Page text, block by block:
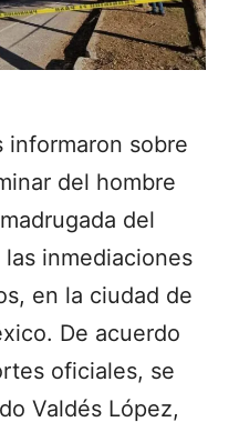
informaron sobre
del hombre
del
inmediaciones
en la ciudad de
De acuerdo
oficiales, se
Valdés López,